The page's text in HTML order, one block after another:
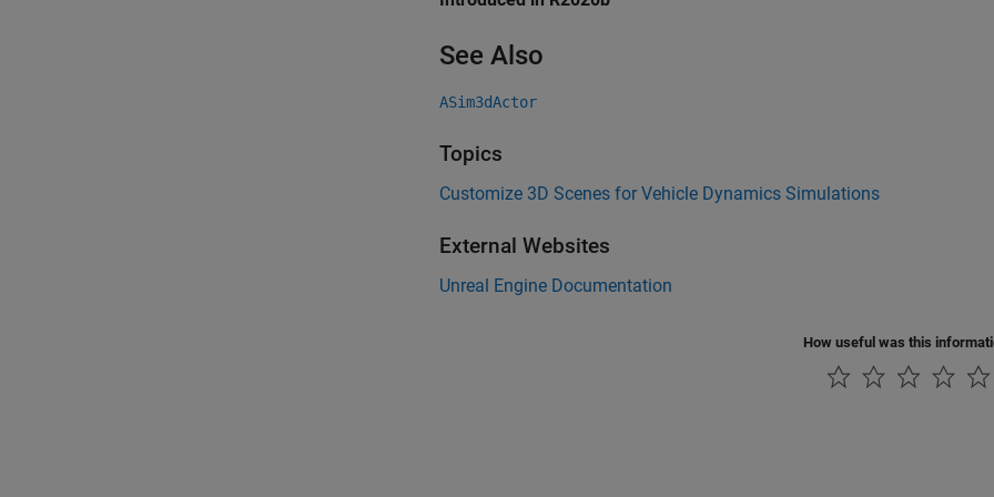
See Also
ASim3dActor
Topics
Customize 3D Scenes for Vehicle Dynamics Simulations
External Websites
Unreal Engine Documentation
How useful was this